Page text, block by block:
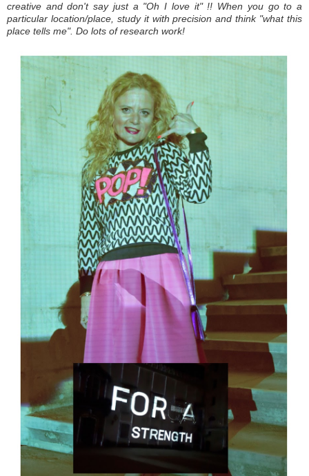
creative and don't say just a "Oh I love it" !! When you go to a
particular location/place, study it with precision and think "what this
place tells me". Do lots of research work!